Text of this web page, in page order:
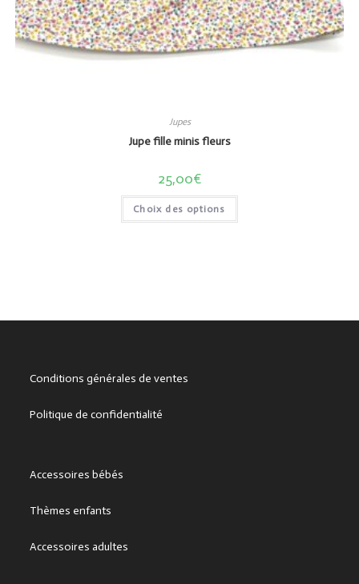
Jupes
Jupe fille minis fleurs
25,00€
Choix des options
Conditions générales de ventes
Politique de confidentialité
Accessoires bébés
Thèmes enfants
Accessoires adultes